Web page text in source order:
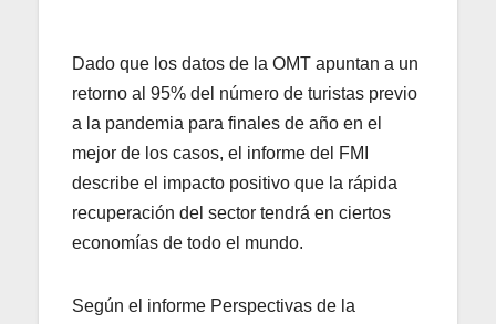
Dado que los datos de la OMT apuntan a un
retorno al 95% del número de turistas previo
a la pandemia para finales de año en el
mejor de los casos, el informe del FMI
describe el impacto positivo que la rápida
recuperación del sector tendrá en ciertos
economías de todo el mundo.
Según el informe Perspectivas de la